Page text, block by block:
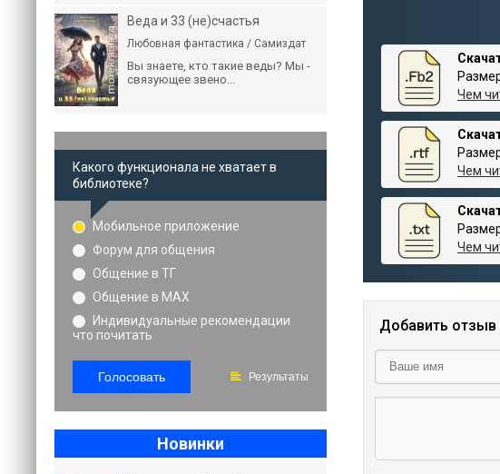
Чем
Чем
Чем
Добавить
Веда и 33 (не)счастья
Любовная фантастика / Самиздат
Вы знаете, кто такие веды? Мы -
связующее звено...
Какого функционала не хватает в
библиотеке?
Мобильное приложение
Форум для общения
Общение в ТГ
Общение в MAX
Индивидуальные рекомендации
что почитать
Голосовать Результаты
Новинки